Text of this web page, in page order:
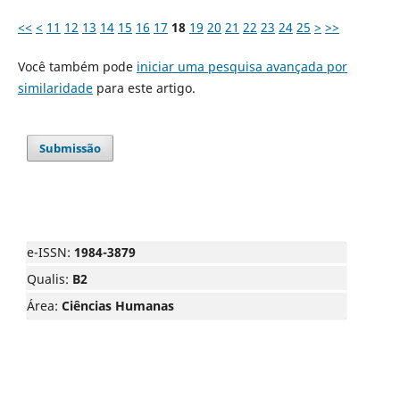
<< < 11 12 13 14 15 16 17 18 19 20 21 22 23 24 25 > >>
Você também pode iniciar uma pesquisa avançada por
similaridadepara este artigo.
Submissão
e-ISSN: 1984-3879
Qualis: B2
Área: Ciências Humanas